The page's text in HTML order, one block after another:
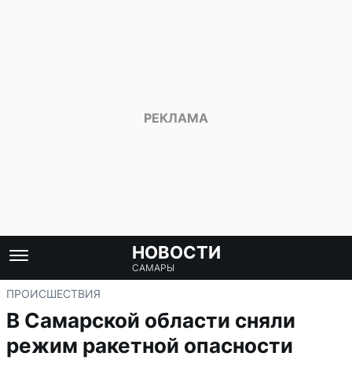
НОВОСТИ
САМАРЫ
ПРОИСШЕСТВИЯ
В Самарской области сняли
режим ракетной опасности